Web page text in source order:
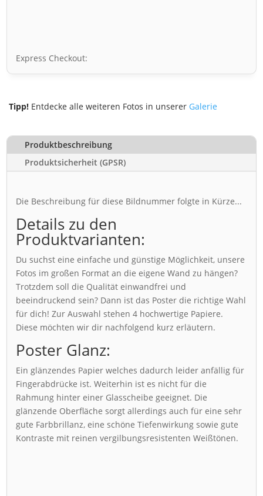
Express Checkout:
Tipp! Entdecke alle weiteren Fotos in unserer Galerie
Produktbeschreibung
Produktsicherheit (GPSR)
Die Beschreibung für diese Bildnummer folgte in Kürze...
Details zu den
Produktvarianten:
Du suchst eine einfache und günstige Möglichkeit, unsere
Fotos im großen Format an die eigene Wand zu hängen?
Trotzdem soll die Qualität einwandfrei und
beeindruckend sein? Dann ist das Poster die richtige Wahl
für dich! Zur Auswahl stehen 4 hochwertige Papiere.
Diese möchten wir dir nachfolgend kurz erläutern.
Poster Glanz:
Ein glänzendes Papier welches dadurch leider anfällig für
Fingerabdrücke ist. Weiterhin ist es nicht für die
Rahmung hinter einer Glasscheibe geeignet. Die
glänzende Oberfläche sorgt allerdings auch für eine sehr
gute Farbbrillanz, eine schöne Tiefenwirkung sowie gute
Kontraste mit reinen vergilbungsresistenten Weißtönen.